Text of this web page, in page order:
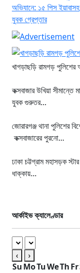
খাগড়াছড়ি রামগড় পুলিশের
কক্সবাজার উখিয়া সীমান্তে
যুবক গুরুতর...
জোরারগঞ্জ থানা পুলিশের
কক্সবাজারের পুরনো...
ঢাকা চট্টগ্রাম মহাসড়ক
ধাক্কায়...
আর্কাইভ ক্যালেণ্ডার
‹
›
SuMoTuWeThFr